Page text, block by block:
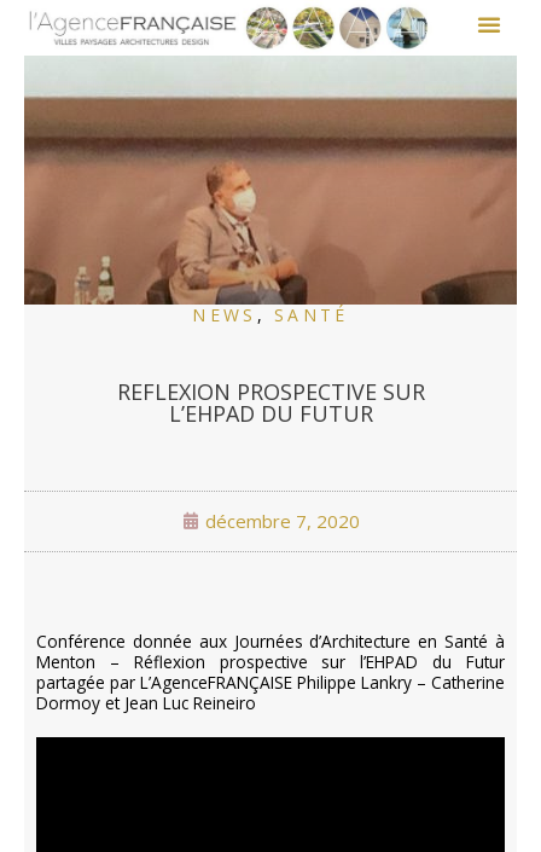
NEWS ,SANTÉ
REFLEXION PROSPECTIVE SUR
L’EHPAD DU FUTUR
décembre 7, 2020
Conférence donnée aux Journées d’Architecture en Santé à
Menton – Réflexion prospective sur l’EHPAD du Futur
partagée par L’AgenceFRANÇAISE Philippe Lankry – Catherine
Dormoy et Jean Luc Reineiro